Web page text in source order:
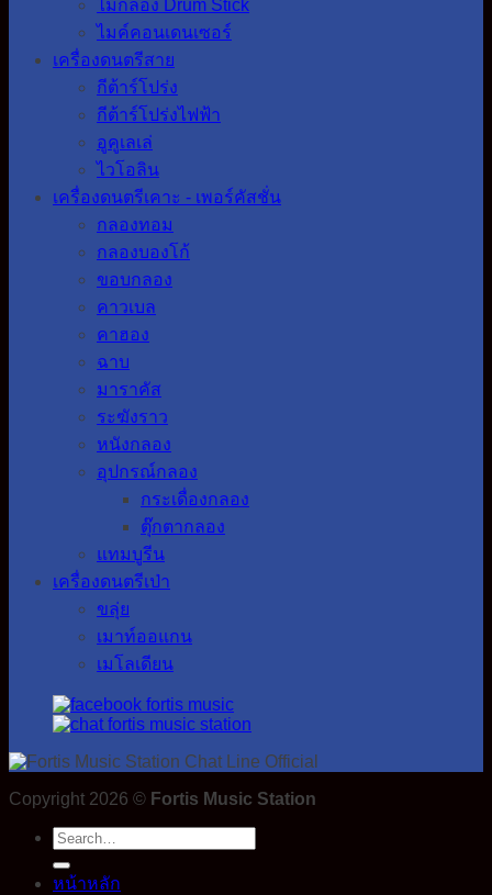
ไม้กลอง Drum Stick
ไมค์คอนเดนเซอร์
เครื่องดนตรีสาย
กีต้าร์โปร่ง
กีต้าร์โปร่งไฟฟ้า
อูคูเลเล่
ไวโอลิน
เครื่องดนตรีเคาะ - เพอร์คัสชั่น
กลองทอม
กลองบองโก้
ขอบกลอง
คาวเบล
คาฮอง
ฉาบ
มาราคัส
ระฆังราว
หนังกลอง
อุปกรณ์กลอง
กระเดื่องกลอง
ตุ๊กตากลอง
แทมบูรีน
เครื่องดนตรีเป่า
ขลุ่ย
เมาท์ออแกน
เมโลเดียน
Copyright 2026 © Fortis Music Station
Search
for:
หน้าหลัก